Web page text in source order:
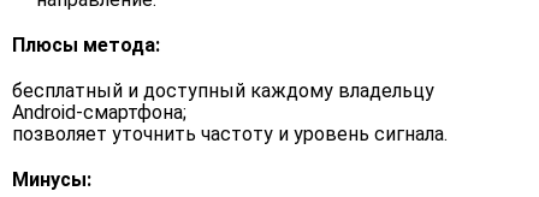
Плюсы метода:
бесплатный и доступный каждому владельцу
Android-смартфона;
позволяет уточнить частоту и уровень сигнала.
Минусы: